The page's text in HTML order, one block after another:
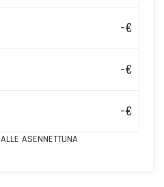
-€
-€
-€
ASENNETTUNA